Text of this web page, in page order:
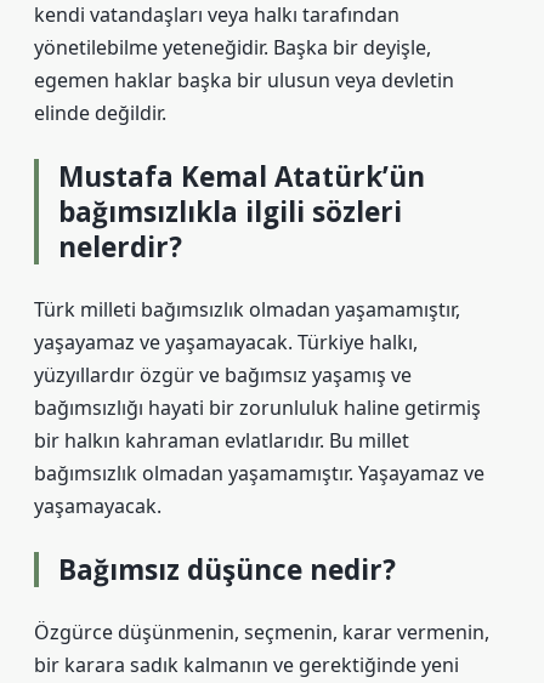
kendi vatandaşları veya halkı tarafından
yönetilebilme yeteneğidir. Başka bir deyişle,
egemen haklar başka bir ulusun veya devletin
elinde değildir.
Mustafa Kemal Atatürk’ün
bağımsızlıkla ilgili sözleri
nelerdir?
Türk milleti bağımsızlık olmadan yaşamamıştır,
yaşayamaz ve yaşamayacak. Türkiye halkı,
yüzyıllardır özgür ve bağımsız yaşamış ve
bağımsızlığı hayati bir zorunluluk haline getirmiş
bir halkın kahraman evlatlarıdır. Bu millet
bağımsızlık olmadan yaşamamıştır. Yaşayamaz ve
yaşamayacak.
Bağımsız düşünce nedir?
Özgürce düşünmenin, seçmenin, karar vermenin,
bir karara sadık kalmanın ve gerektiğinde yeni